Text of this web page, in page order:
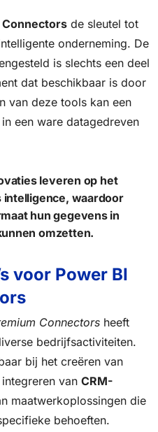
Connectors de sleutel tot
onderneming. De
is slechts een deel
dat beschikbaar is door
van deze tools kan een
een ware datagedreven
leveren op het
intelligence, waardoor
hun gegevens in
omzetten.
voor Power BI
Connectors heeft
bedrijfsactiviteiten.
bij het creëren van
van CRM-
maatwerkoplossingen die
behoeften.